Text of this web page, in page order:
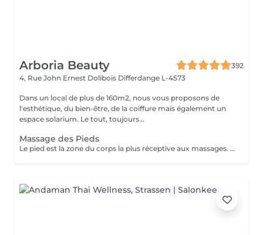
Arboria Beauty
392
4, Rue John Ernest Dolibois Differdange L-4573
Dans un local de plus de 160m2, nous vous proposons de
l'esthétique, du bien-être, de la coiffure mais également un
espace solarium. Le tout, toujours...
Massage des Pieds
Le pied est la zone du corps la plus réceptive aux massages. Nos pieds nous supportent au quotidien et nous oublions souvent d'en prendre soin. Ils sont composés de multiples terminaisons nerveuses qui influent sur l'ensemble de notre organisme. Quand nous avons mal aux pieds ne ressentons nous pas une grande fatigue ? Le massage des pieds stimule la circulation sanguine et permet d'évacuer le stress. Il active le drainage lymphatique et aide à l'élimination des toxines. Il procure bien être et détente. Senteurs aux choix: Fleur de Tiaré, Thé vert Jasmin, Rose Litchi, Cédra Passion